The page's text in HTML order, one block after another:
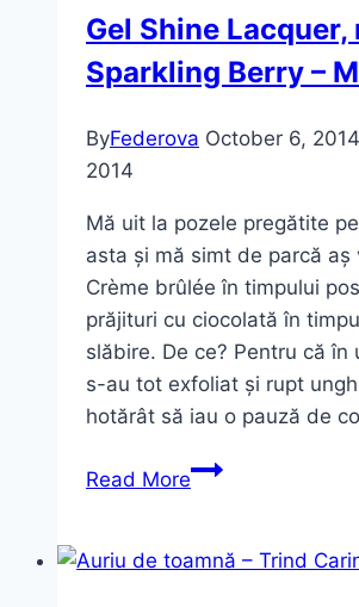
Gel Shine Lacquer,
Sparkling Berry –
ByFederova October 6, 2014
2014
Mă uit la pozele pregătite
asta și mă simt de parcă aș
Crème brûlée în timpului
prăjituri cu ciocolată în
slăbire. De ce? Pentru că în
s-au tot exfoliat și rupt
hotărât să iau o pauză de
Read MoreGel
nuanța